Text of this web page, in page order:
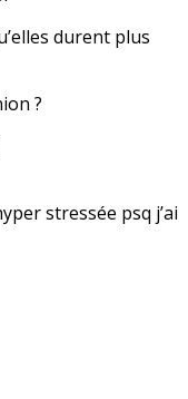
durent plus
?
stressée psq j’ai